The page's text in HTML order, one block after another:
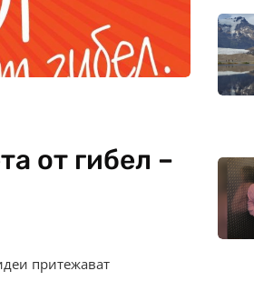
от гибел –
притежават